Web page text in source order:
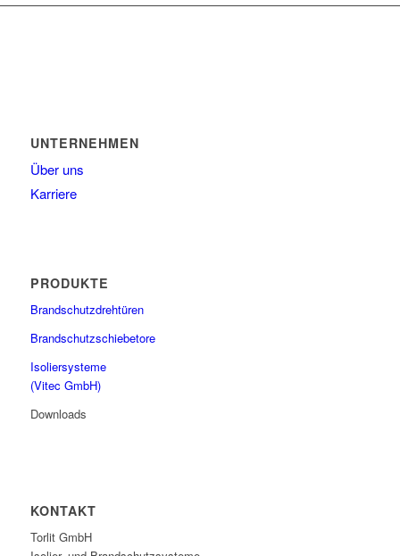
UNTERNEHMEN
Über uns
Karriere
PRODUKTE
Brandschutzdrehtüren
Brandschutzschiebetore
Isoliersysteme
(Vitec GmbH)
Downloads
KONTAKT
Torlit GmbH